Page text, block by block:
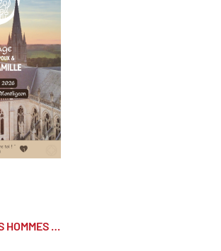
PÈLERINAGE DES HOMMES ET DES PÈRES DE FAMILLE > DU 2 AU 5 JUILLET à Montligeon